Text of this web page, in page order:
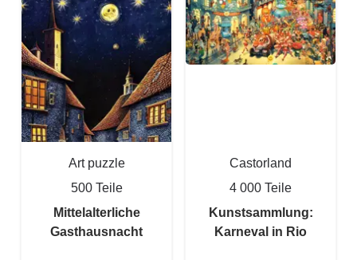
Art puzzle
500 Teile
Mittelalterliche
Gasthausnacht
Castorland
4 000 Teile
Kunstsammlung:
Karneval in Rio